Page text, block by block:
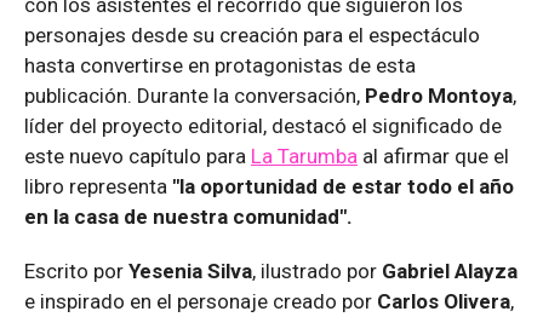
personajes desde su creación para el espectáculo
hasta convertirse en protagonistas de esta
publicación. Durante la conversación, Pedro Montoya,
líder del proyecto editorial, destacó el significado de
este nuevo capítulo para La Tarumba al afirmar que el
libro representa "la oportunidad de estar todo el año
en la casa de nuestra comunidad".
Escrito por Yesenia Silva, ilustrado por Gabriel Alayza
e inspirado en el personaje creado por Carlos Olivera,